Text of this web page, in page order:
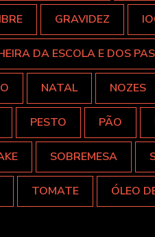
GRAVIDEZ
DA ESCOLA E DOS
NATAL NOZES
PESTO PÃO
SOBREMESA
TOMATE ÓLEO